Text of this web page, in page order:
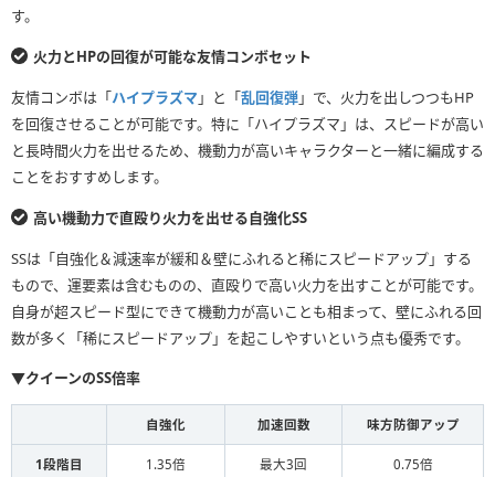
す。
火力とHPの回復が可能な友情コンボセット
友情コンボは「ハイプラズマ 」と「乱回復弾」で、火力を出しつつもHP
を回復させることが可能です。特に「ハイプラズマ」は、スピードが高い
と長時間火力を出せるため、機動力が高いキャラクターと一緒に編成する
ことをおすすめします。
高い機動力で直殴り火力を出せる自強化SS
SSは「自強化＆減速率が緩和＆壁にふれると稀にスピードアップ」する
もので、運要素は含むものの、直殴りで高い火力を出すことが可能です。
自身が超スピード型にできて機動力が高いことも相まって、壁にふれる回
数が多く「稀にスピードアップ」を起こしやすいという点も優秀です。
▼クイーンのSS倍率
自強化 加速回数 味方防御アップ
1段階目 1.35倍 最大3回 0.75倍